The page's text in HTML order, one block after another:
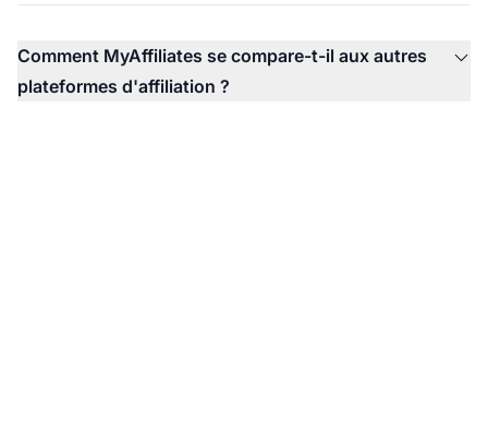
Comment MyAffiliates se compare-t-il aux autres
plateformes d'affiliation ?